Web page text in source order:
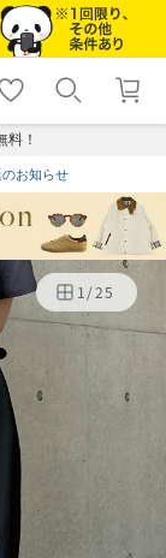
shopping_cart lock_outline
ログイン
！
お知らせ
1/25